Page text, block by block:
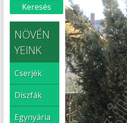
NÖVÉN
YEINK
Cserjék
Díszfák
Egynyária